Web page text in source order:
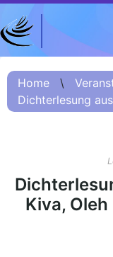
Home
Projekt
О проекте
Russisch)
项目简介
DFG-
FOR
Home \
Dichterlesung
Kiva,